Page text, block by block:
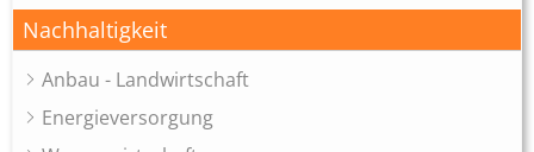
Nachhaltigkeit
Anbau - Landwirtschaft
Energieversorgung